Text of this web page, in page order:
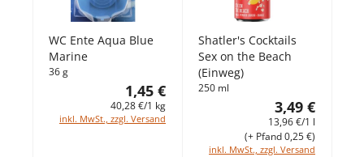
WC Ente Aqua Blue
Marine
36 g
1,45 €
40,28 €/1 kg
inkl. MwSt., zzgl. Versand
Shatler's Cocktails
Sex on the Beach
(Einweg)
250 ml
3,49 €
13,96 €/1 l
inkl. MwSt., zzgl. Versand
(+ Pfand 0,25 €)